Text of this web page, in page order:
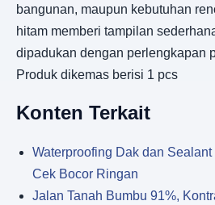
bangunan, maupun kebutuhan
hitam memberi tampilan
dipadukan dengan perlengkapan
Produk dikemas berisi 1 pcs
Konten Terkait
Waterproofing Dak dan
Cek Bocor Ringan
Jalan Tanah Bumbu 91%,